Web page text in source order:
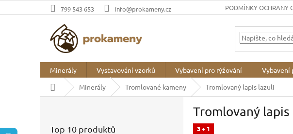
na
799 543 653 info@prokameny.cz PODMÍNKY OCHRANY
Minerály Vystavování vzorků Vybavení pro rýžování Vybavení
Domů
Minerály Tromlované kameny Tromlovaný lapis lazuli
Top 10 produktů
Tromlovaný lapis
3 + 1